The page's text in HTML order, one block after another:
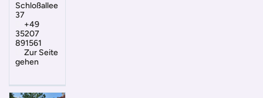
Schloßallee
37
+49
35207
891561
Zur Seite
gehen